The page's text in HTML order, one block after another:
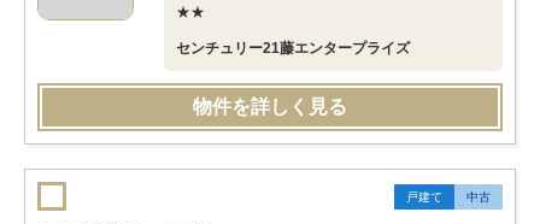
★★
センチュリー21藤エンタープライズ
物件を詳しく見る
戸建て 中古